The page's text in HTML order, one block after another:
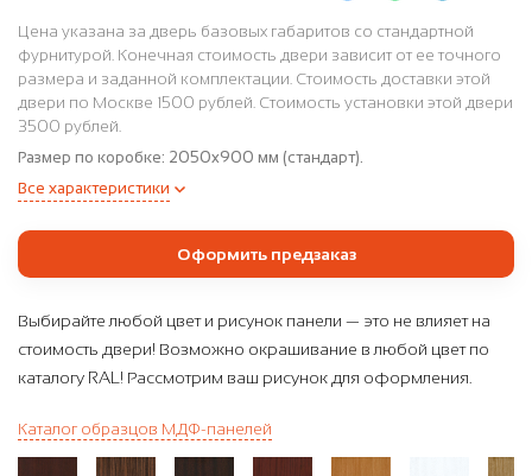
Цена указана за дверь базовых габаритов со стандартной
фурнитурой. Конечная стоимость двери зависит от ее точного
размера и заданной комплектации. Стоимость доставки этой
двери по Москве 1500 рублей. Стоимость установки этой двери
3500 рублей.
Размер по коробке: 2050x900 мм (стандарт).
Все характеристики
Оформить предзаказ
Выбирайте любой цвет и рисунок панели — это не влияет на
стоимость двери! Возможно окрашивание в любой цвет по
каталогу RAL! Рассмотрим ваш рисунок для оформления.
Каталог образцов МДФ-панелей